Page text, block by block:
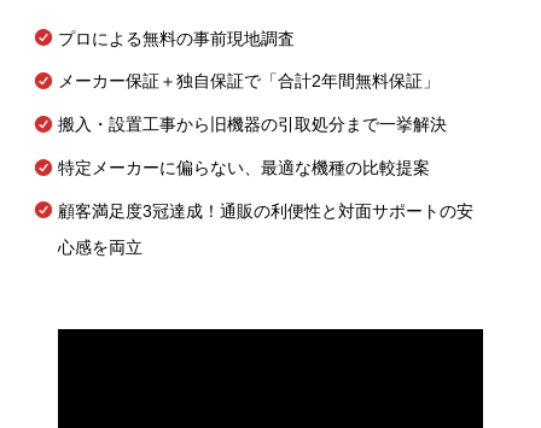
プロによる無料の事前現地調査
メーカー保証＋独自保証で「合計2年間無料保証」
搬入・設置工事から旧機器の引取処分まで一挙解決
特定メーカーに偏らない、最適な機種の比較提案
顧客満足度3冠達成！通販の利便性と対面サポートの安
心感を両立